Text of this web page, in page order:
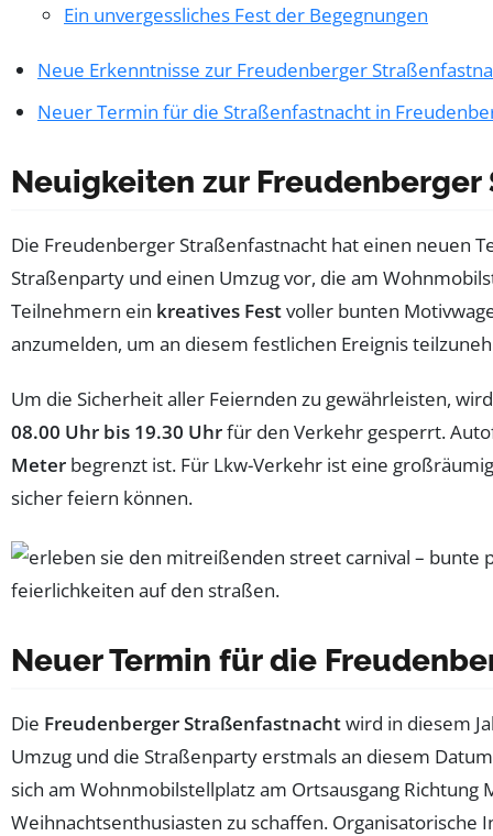
Ein unvergessliches Fest der Begegnungen
Neue Erkenntnisse zur Freudenberger
Neuer Termin für die Straßenfastnacht in
Neuigkeiten zur
Die Freudenberger Straßenfastnacht hat einen neuen
Straßenparty und einen Umzug vor, die am
Teilnehmern ein kreatives Festvoller bunten
anzumelden, um an diesem festlichen Ereignis
Um die Sicherheit aller Feiernden zu gewährleisten,
08.00 Uhr bis 19.30 Uhrfür den Verkehr gesperrt.
Meter begrenzt ist. Für Lkw-Verkehr ist eine
sicher feiern können.
Neuer Termin für die
Die Freudenberger Straßenfastnachtwird in diesem
Umzug und die Straßenparty erstmals an diesem
sich am Wohnmobilstellplatz am Ortsausgang
Weihnachtsenthusiasten zu schaffen.